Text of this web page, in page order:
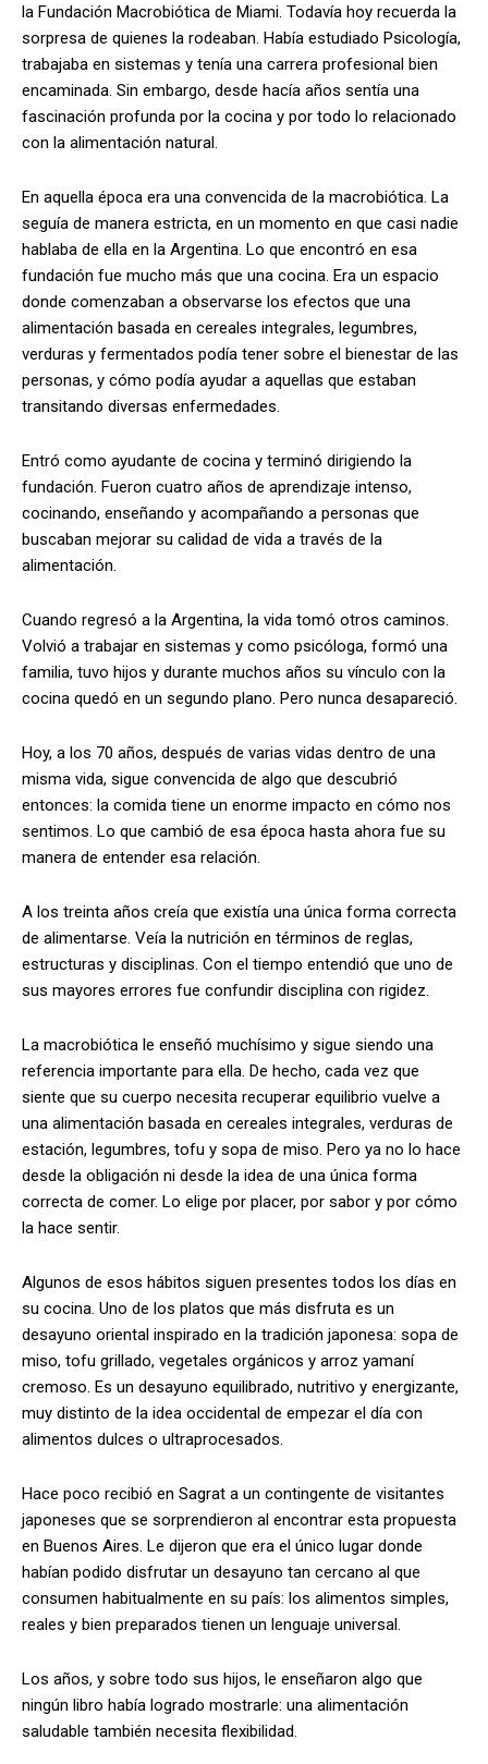
la Fundación Macrobiótica de Miami. Todavía hoy recuerda la
sorpresa de quienes la rodeaban. Había estudiado Psicología,
trabajaba en sistemas y tenía una carrera profesional bien
encaminada. Sin embargo, desde hacía años sentía una
fascinación profunda por la cocina y por todo lo relacionado
con la alimentación natural.
En aquella época era una convencida de la macrobiótica. La
seguía de manera estricta, en un momento en que casi nadie
hablaba de ella en la Argentina. Lo que encontró en esa
fundación fue mucho más que una cocina. Era un espacio
donde comenzaban a observarse los efectos que una
alimentación basada en cereales integrales, legumbres,
verduras y fermentados podía tener sobre el bienestar de las
personas, y cómo podía ayudar a aquellas que estaban
transitando diversas enfermedades.
Entró como ayudante de cocina y terminó dirigiendo la
fundación. Fueron cuatro años de aprendizaje intenso,
cocinando, enseñando y acompañando a personas que
buscaban mejorar su calidad de vida a través de la
alimentación.
Cuando regresó a la Argentina, la vida tomó otros caminos.
Volvió a trabajar en sistemas y como psicóloga, formó una
familia, tuvo hijos y durante muchos años su vínculo con la
cocina quedó en un segundo plano. Pero nunca desapareció.
Hoy, a los 70 años, después de varias vidas dentro de una
misma vida, sigue convencida de algo que descubrió
entonces: la comida tiene un enorme impacto en cómo nos
sentimos. Lo que cambió de esa época hasta ahora fue su
manera de entender esa relación.
A los treinta años creía que existía una única forma correcta
de alimentarse. Veía la nutrición en términos de reglas,
estructuras y disciplinas. Con el tiempo entendió que uno de
sus mayores errores fue confundir disciplina con rigidez.
La macrobiótica le enseñó muchísimo y sigue siendo una
referencia importante para ella. De hecho, cada vez que
siente que su cuerpo necesita recuperar equilibrio vuelve a
una alimentación basada en cereales integrales, verduras de
estación, legumbres, tofu y sopa de miso. Pero ya no lo hace
desde la obligación ni desde la idea de una única forma
correcta de comer. Lo elige por placer, por sabor y por cómo
la hace sentir.
Algunos de esos hábitos siguen presentes todos los días en
su cocina. Uno de los platos que más disfruta es un
desayuno oriental inspirado en la tradición japonesa: sopa de
miso, tofu grillado, vegetales orgánicos y arroz yamaní
cremoso. Es un desayuno equilibrado, nutritivo y energizante,
muy distinto de la idea occidental de empezar el día con
alimentos dulces o ultraprocesados.
Hace poco recibió en Sagrat a un contingente de visitantes
japoneses que se sorprendieron al encontrar esta propuesta
en Buenos Aires. Le dijeron que era el único lugar donde
habían podido disfrutar un desayuno tan cercano al que
consumen habitualmente en su país: los alimentos simples,
reales y bien preparados tienen un lenguaje universal.
Los años, y sobre todo sus hijos, le enseñaron algo que
ningún libro había logrado mostrarle: una alimentación
saludable también necesita flexibilidad.